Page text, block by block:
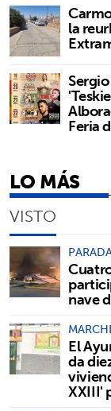
la
Feria
LO MÁS
VISTO
nave
El
da
XXIII'